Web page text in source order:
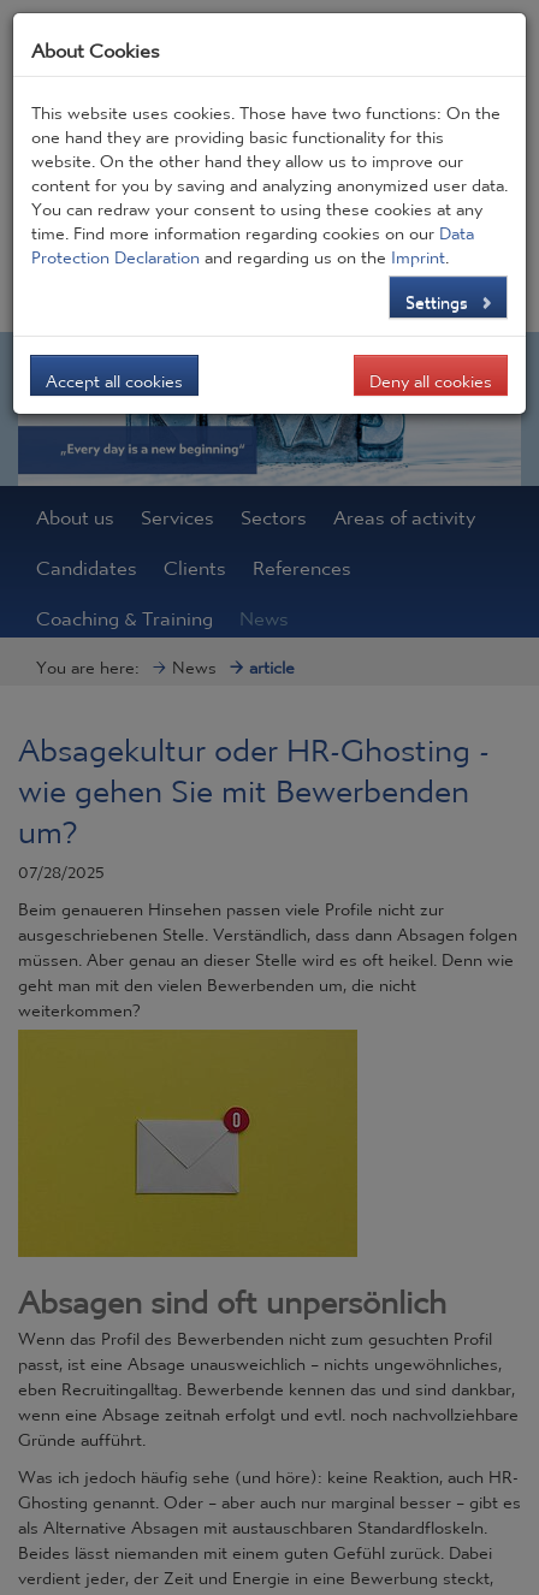
Frontpage JOBS Contact CONSIGEN BLOG
DE EN
About us Services Sectors
Areas of activity
Candidates
Clients
References
Coaching & Training
News
You are here: News article
Absagekultur oder HR-Ghosting -
wie gehen Sie mit Bewerbenden
um?
07/28/2025
Beim genaueren Hinsehen passen viele Profile nicht zur
ausgeschriebenen Stelle. Verständlich, dass dann Absagen folgen
müssen. Aber genau an dieser Stelle wird es oft heikel. Denn wie
geht man mit den vielen Bewerbenden um, die nicht
weiterkommen?
Absagen sind oft unpersönlich
Wenn das Profil des Bewerbenden nicht zum gesuchten Profil
passt, ist eine Absage unausweichlich – nichts ungewöhnliches,
eben Recruitingalltag. Bewerbende kennen das und sind dankbar,
wenn eine Absage zeitnah erfolgt und evtl. noch nachvollziehbare
Gründe aufführt.
Was ich jedoch häufig sehe (und höre): keine Reaktion, auch HR-
Ghosting genannt. Oder – aber auch nur marginal besser – gibt es
als Alternative Absagen mit austauschbaren Standardfloskeln.
Beides lässt niemanden mit einem guten Gefühl zurück. Dabei
verdient jeder, der Zeit und Energie in eine Bewerbung steckt,
About Cookies
This website uses cookies. Those have two functions: On the
one hand they are providing basic functionality for this
website. On the other hand they allow us to improve our
content for you by saving and analyzing anonymized user data.
You can redraw your consent to using these cookies at any
time. Find more information regarding cookies on ourData
Protection Declarationand regarding us on theImprint.
Settings
Deny all cookies
Accept all cookies